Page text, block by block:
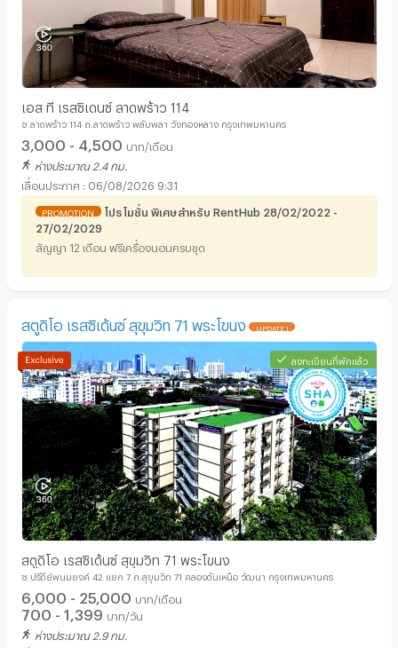
เอส ที เรสซิเดนซ์ ลาดพร้าว 114
ซ.ลาดพร้าว 114 ถ.ลาดพร้าว พลับพลา วังทองหลาง กรุงเทพมหานคร
3,000 - 4,500 บาท/เดือน
ห่างประมาณ 2.4 กม.
06/08/2026 9:31
PROMOTION
โปรโมชั่น พิเศษสำหรับ RentHub 28/02/2022 -
27/02/2029
สัญญา 12 เดือน ฟรีเครื่องนอนครบชุด
สตูดิโอ เรสซิเด้นซ์ สุขุมวิท 71 พระโขนง UPDATE !
ลงทะเบียนที่พักแล้ว
สตูดิโอ เรสซิเด้นซ์ สุขุมวิท 71 พระโขนง
ซ.ปรีดีย์พนมยงค์ 42 แยก 7 ถ.สุขุมวิท 71 คลองตันเหนือ วัฒนา กรุงเทพมหานคร
6,000 - 25,000 บาท/เดือน
700 - 1,399 บาท/วัน
ห่างประมาณ 2.9 กม.